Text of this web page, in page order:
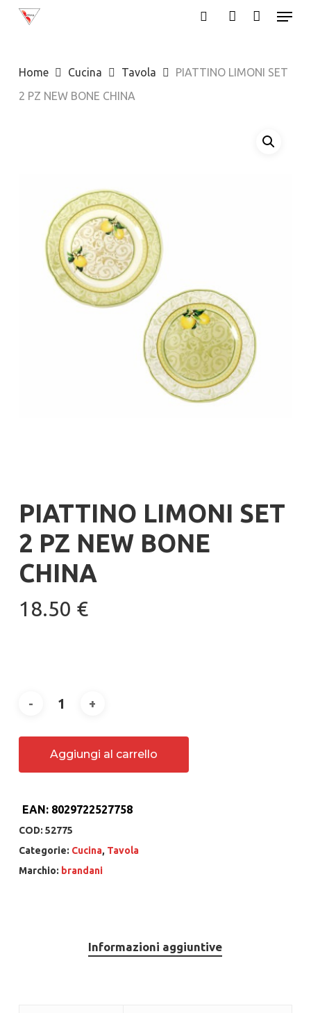
Skip
content
Menu
Home Cucina Tavola
PIATTINO LIMONI SET
2 PZ NEW BONE CHINA
PIATTINO LIMONI SET
2 PZ NEW BONE
CHINA
18.50 €
Aggiungi al carrello
EAN: 8029722527758
COD: 52775
Categorie: Cucina, Tavola
Marchio: brandani
Informazioni aggiuntive
Menu